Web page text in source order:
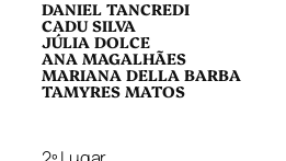
DANIEL TANCREDI
CADU SILVA
JÚLIA DOLCE
ANA MAGALHÃES
MARIANA DELLA BARBA
TAMYRES MATOS